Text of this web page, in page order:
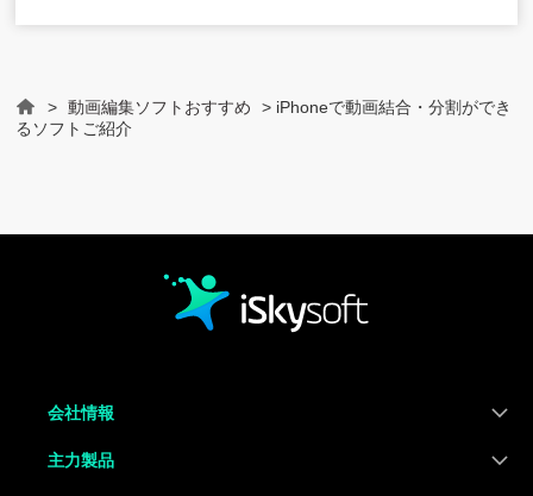
Home
> 動画編集ソフトおすすめ
> iPhoneで動画結合・分割ができ
るソフトご紹介
会社情報
主力製品